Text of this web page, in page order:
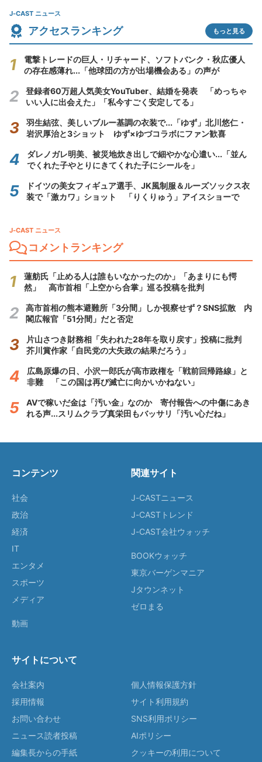
J-CAST ニュース
アクセスランキング もっと見る
電撃トレードの巨人・リチャード、ソフトバンク・秋広優人
の存在感薄れ...「他球団の方が出場機会ある」の声が
登録者60万超人気美女YouTuber、結婚を発表 「めっちゃ
いい人に出会えた」「私今すごく安定してる」
羽生結弦、美しいブルー基調の衣装で...「ゆず」北川悠仁・
岩沢厚治と3ショット ゆず×ゆづコラボにファン歓喜
ダレノガレ明美、被災地炊き出しで細やかな心遣い...「並ん
でくれた子やとりにきてくれた子にシールを」
ドイツの美女フィギュア選手、JK風制服＆ルーズソックス衣
装で「激カワ」ショット 「りくりゅう」アイスショーで
J-CAST ニュース
コメントランキング
蓮舫氏「止める人は誰もいなかったのか」「あまりにも愕
然」 高市首相「上空から合掌」巡る投稿を批判
高市首相の熊本避難所「3分間」しか視察せず？SNS拡散 内
閣広報官「51分間」だと否定
片山さつき財務相「失われた28年を取り戻す」投稿に批判
芥川賞作家「自民党の大失政の結果だろう」
広島原爆の日、小沢一郎氏が高市政権を「戦前回帰路線」と
非難 「この国は再び滅亡に向かいかねない」
AVで稼いだ金は「汚い金」なのか 寄付報告への中傷にあき
れる声...スリムクラブ真栄田もバッサリ「汚い心だね」
コンテンツ
社会
政治
経済
IT
エンタメ
スポーツ
メディア
動画
関連サイト
J-CASTニュース
J-CASTトレンド
J-CAST会社ウォッチ
BOOKウォッチ
東京バーゲンマニア
Jタウンネット
ゼロまる
サイトについて
会社案内
採用情報
お問い合わせ
ニュース読者投稿
編集長からの手紙
個人情報保護方針
サイト利用規約
SNS利用ポリシー
AIポリシー
クッキーの利用について